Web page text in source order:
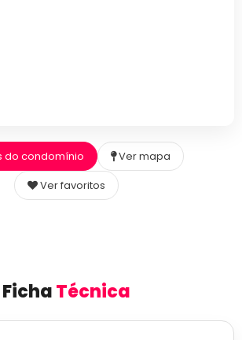
do condomínio
Ver mapa
Ver favoritos
FichaTécnica